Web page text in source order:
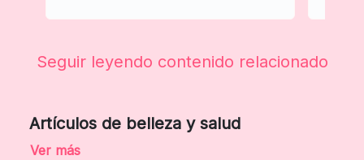
Seguir leyendo contenido relacionado
Artículos de belleza y salud
Ver más